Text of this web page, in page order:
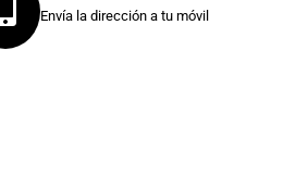
Envía la dirección a tu móvil